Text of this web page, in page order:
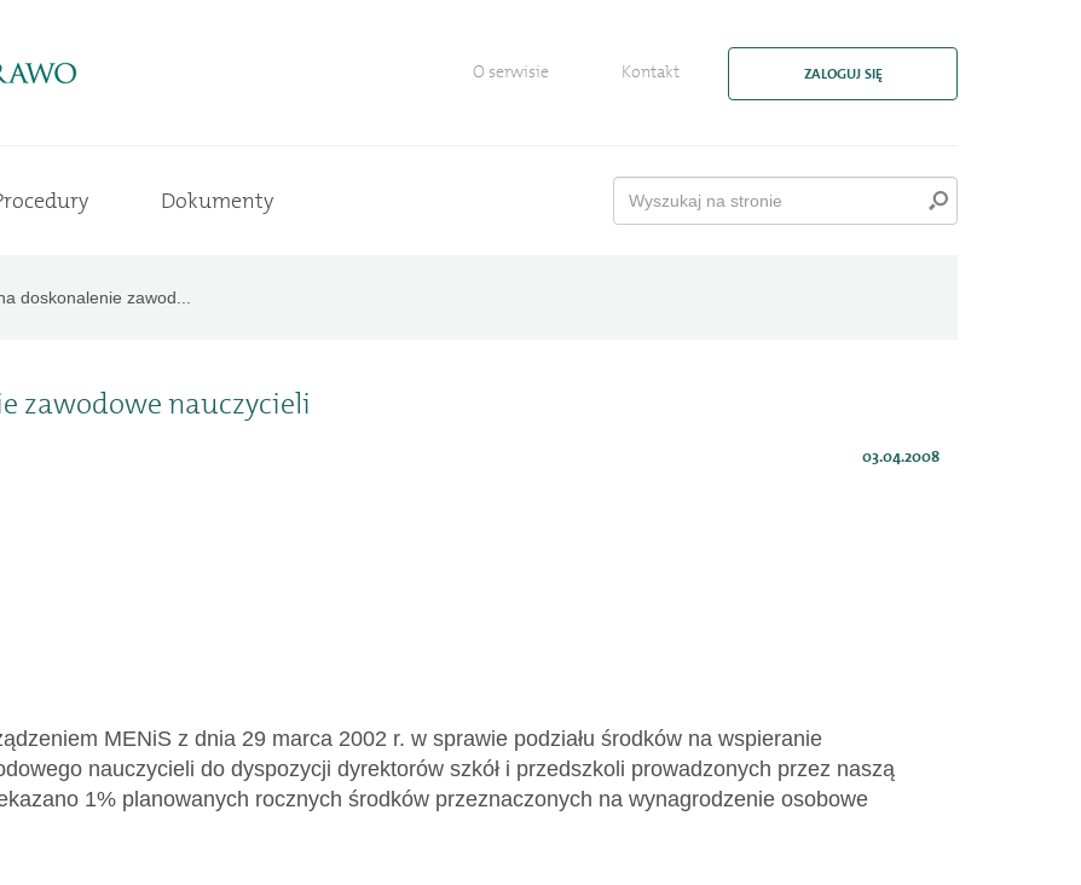
O serwisie Kontakt ZALOGUJ SIĘ
Dokumenty
doskonalenie zawod...
zawodowe nauczycieli
03.04.2008
MENiS z dnia 29 marca 2002 r. w sprawie podziału środków na wspieranie
nauczycieli do dyspozycji dyrektorów szkół i przedszkoli prowadzonych przez naszą
1% planowanych rocznych środków przeznaczonych na wynagrodzenie osobowe